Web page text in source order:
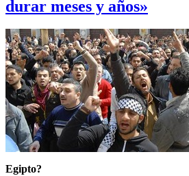
durar meses y años»
Egipto?